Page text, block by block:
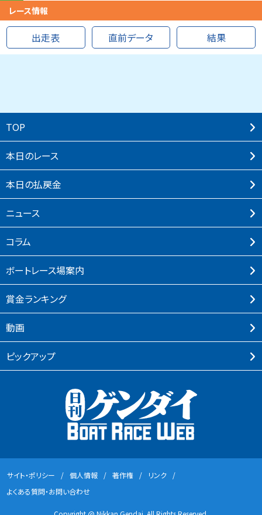
レース情報
出走表 直前データ 結果
TOP
本⽇のレース
本⽇の払戻⾦
ニュース
コラム
ボートレース場案内
賞⾦ランキング
動画
ピックアップ
サイト・ポリシー 個⼈情報 著作権
リンク
よくある質問・お問い合わせ